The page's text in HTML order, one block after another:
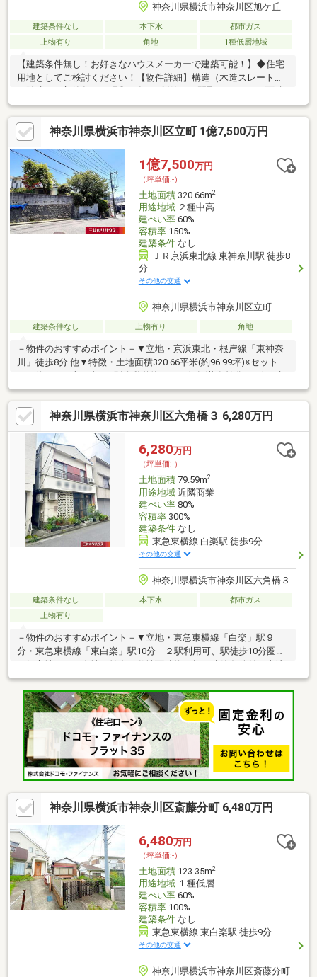
神奈川県横浜市神奈川区旭ケ丘
建築条件なし 本下水
都市ガス
上物有り
角地 1種低層地域
【建築条件無し！お好きなハウスメーカーで建築可能！】◆住宅
用地としてご検討ください！【物件詳細】構造（木造スレート葺
（1階：76.03㎡、2階：62.10㎡）・延床面積（138.13㎡、41.78
坪）※契約不適合責任面積
神奈川県横浜市神奈川区立町 1億7,500万円
1億7,500万円
（坪単価:-）
土地面積320.66m2
用途地域２種中高
建ぺい率60%
容積率150%
建築条件なし
ＪＲ京浜東北線 東神奈川駅 徒歩8
分
その他の交通
神奈川県横浜市神奈川区立町
建築条件なし 上物有り 角地
－物件のおすすめポイント－▼立地・京浜東北・根岸線「東神奈
川」徒歩8分 他▼特徴・土地面積320.66平米(約96.99坪)※セットバ
築条件付宅地販売ではありません・お好きなハウスメーカー・工
務店で建築可能▼周辺環境・横浜市立浦島小学校 徒歩3分(約
170m)・立町みはらし公園 徒歩1分(約80m)・まいばすけっと白幡
南町店 徒歩7分(約490m)※敷地の一部は容積率200%■ ご希望の住
まい探しをお手伝いします ━━━━━・・・物件の詳細・ご相談
はお気軽にお問い合わせください。
神奈川県横浜市神奈川区六角橋３ 6,280万円
6,280万円
（坪単価:-）
土地面積79.59m2
用途地域近隣商業
建ぺい率80%
容積率300%
建築条件なし
東急東横線 白楽駅 徒歩9分
その他の交通
神奈川県横浜市神奈川区六角橋３
建築条件なし 本下水
都市ガス
上物有り
－物件のおすすめポイント－▼立地・東急東横線「白楽」駅９
分・東急東横線「東白楽」駅10分 ２駅利用可、駅徒歩10分圏内
の好立地です▼土地の特徴・敷地面積約24坪・建築条件付き売地
ではございません。お好きなハウスメーカーにて建築できま
す。・スーパーやコンビニが徒歩圏内に揃い、生活利便性良好な
住環境です。・前面道路は将来的に幅員約15mへ拡幅予定の都市
計画道路に面しており、交通利便性や開放感の向上が期待されま
す（事業決定済、2032年3月予定）。住宅用地としてはもちろ
ん、視認性を活かした店舗・事務所用地としてもご検討いただけ
ます。（都市計画道路六角橋線）
神奈川県横浜市神奈川区斎藤分町 6,480万円
6,480万円
（坪単価:-）
土地面積123.35m2
用途地域１種低層
建ぺい率60%
容積率100%
建築条件なし
東急東横線 東白楽駅 徒歩9分
その他の交通
神奈川県横浜市神奈川区斎藤分町